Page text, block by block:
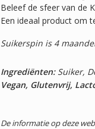
Beleef de sfeer van de
Een ideaal product om
Suikerspin is 4
Ingrediënten:Suiker,
Vegan, Glutenvrij,
De informatie op deze